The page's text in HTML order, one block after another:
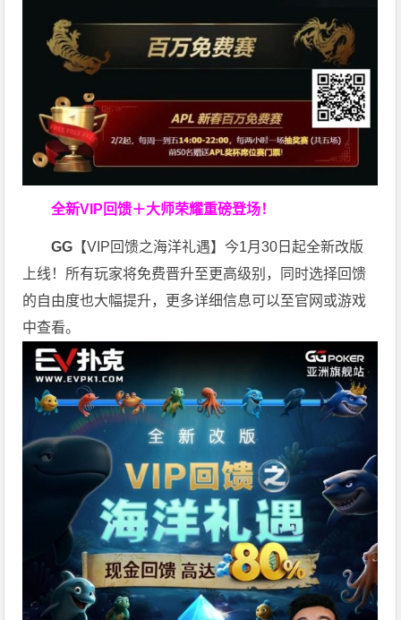
全新VIP回馈＋大师荣耀重磅登场！
GG 【VIP回馈之海洋礼遇】今1月30日起全新改版
上线！所有玩家将免费晋升至更高级别，同时选择回馈
的自由度也大幅提升，更多详细信息可以至官网或游戏
中查看。